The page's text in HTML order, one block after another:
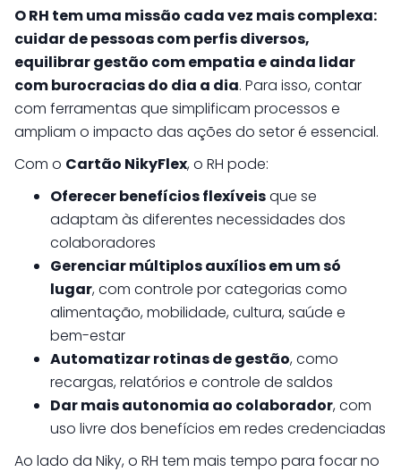
O RH tem uma missão cada vez mais complexa:
cuidar de pessoas com perfis diversos,
equilibrar gestão com empatia e ainda lidar
com burocracias do dia a dia. Para isso, contar
com ferramentas que simplificam processos e
ampliam o impacto das ações do setor é essencial.
Com o Cartão NikyFlex, o RH pode:
Oferecer benefícios flexíveisque se
adaptam às diferentes necessidades dos
colaboradores
Gerenciar múltiplos auxílios em um só
lugar, com controle por categorias como
alimentação, mobilidade, cultura, saúde e
bem-estar
Automatizar rotinas de gestão, como
recargas, relatórios e controle de saldos
Dar mais autonomia ao colaborador, com
uso livre dos benefícios em redes credenciadas
Ao lado da Niky, o RH tem mais tempo para focar no